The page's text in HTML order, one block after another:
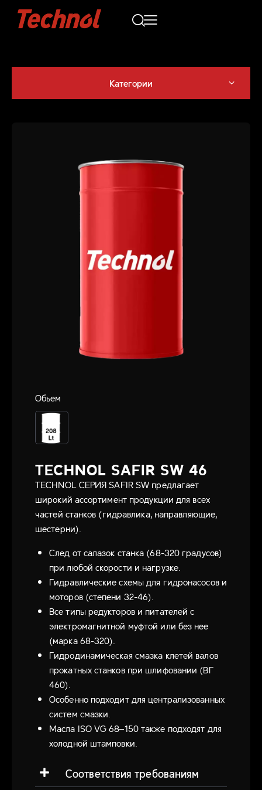
TECHNOL SAFIR SW 46
TECHNOL СЕРИЯ SAFIR SW предлагает
широкий ассортимент продукции для всех
частей станков (гидравлика, направляющие,
шестерни).
След от салазок станка (68-320 градусов)
при любой скорости и нагрузке.
Гидравлические схемы для гидронасосов и
моторов (степени 32-46).
Все типы редукторов и питателей с
электромагнитной муфтой или без нее
(марка 68-320).
Гидродинамическая смазка клетей валов
прокатных станков при шлифовании (ВГ
460).
Особенно подходит для централизованных
систем смазки.
Масла ISO VG 68–150 также подходят для
холодной штамповки.
Соответствия требованиям
Обьем
Категории